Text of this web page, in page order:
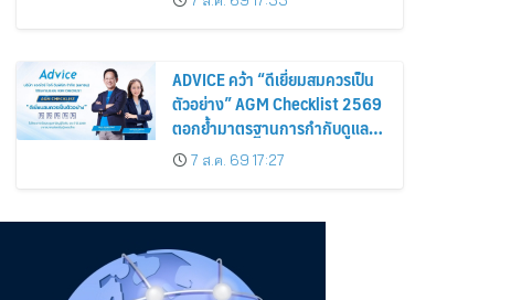
บาล โปร่งใส สร้างความเชื่อมั่นผู้
ADVICE คว้า “ดีเยี่ยมสมควรเป็น
ตัวอย่าง” AGM Checklist 2569
ตอกย้ำมาตรฐานการกำกับดูแล
กิจการที่ดี
7 ส.ค. 69 17:27